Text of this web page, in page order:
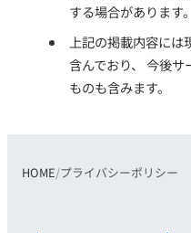
する場合があります。
上記の掲載内容に
含んでおり、 今後
ものも含みます。
HOME プライバシーポリシー